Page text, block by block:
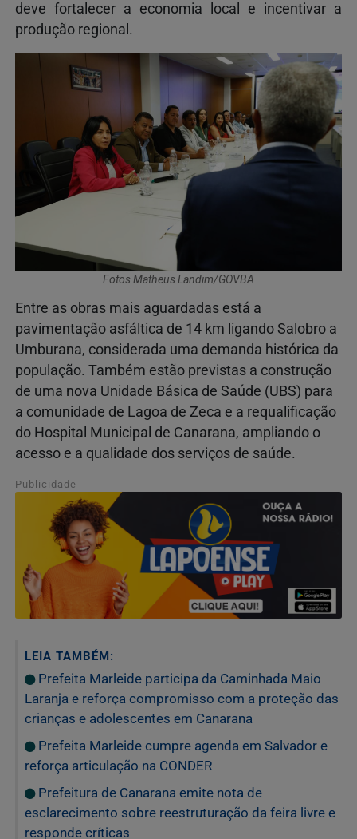
deve fortalecer a economia local e incentivar a
produção regional.
Fotos Matheus Landim/GOVBA
Entre as obras mais aguardadas está a
pavimentação asfáltica de 14 km ligando Salobro a
Umburana, considerada uma demanda histórica da
população. Também estão previstas a construção
de uma nova Unidade Básica de Saúde (UBS) para
a comunidade de Lagoa de Zeca e a requalificação
do Hospital Municipal de Canarana, ampliando o
acesso e a qualidade dos serviços de saúde.
Publicidade
LEIA TAMBÉM:
Prefeita Marleide participa da Caminhada Maio
Laranja e reforça compromisso com a proteção das
crianças e adolescentes em Canarana
Prefeita Marleide cumpre agenda em Salvador e
reforça articulação na CONDER
Prefeitura de Canarana emite nota de
esclarecimento sobre reestruturação da feira livre e
responde críticas